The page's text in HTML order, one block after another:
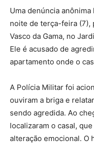
Uma denúncia
noite de terça-feira (7),
Vasco da Gama, no
Ele é acusado de
apartamento onde o
A Polícia Militar foi
ouviram a briga e
sendo agredida. Ao
localizaram o casal,
alteração emocional. O